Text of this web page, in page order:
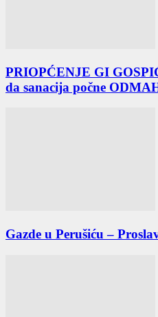
PRIOPĆENJE GI
da sanacija počne
Gazde u Perušiću –